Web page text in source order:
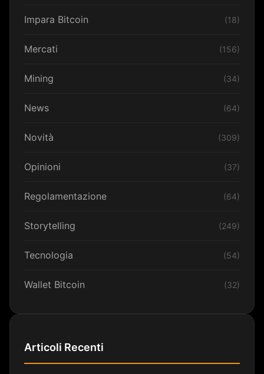
Impara Bitcoin (18)
Mercati (156)
Mining (34)
News (64)
Novità (309)
Opinioni (37)
Regolamentazione (64)
Storytelling (249)
Tecnologia (54)
Wallet Bitcoin (32)
Articoli Recenti